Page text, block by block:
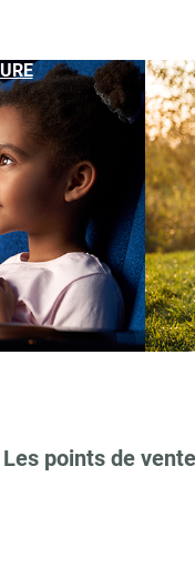
Les points de